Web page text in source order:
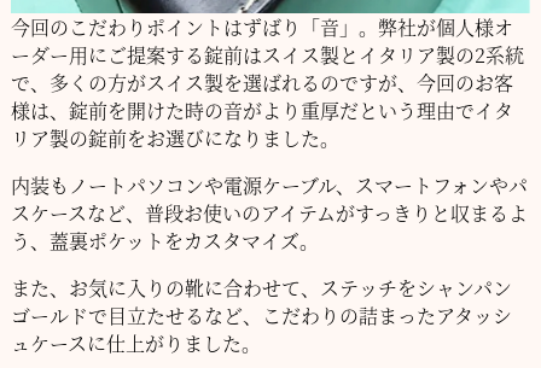
今回のこだわりポイントはずばり「音」。弊社が個人様オ
ーダー用にご提案する錠前はスイス製とイタリア製の2系統
で、多くの方がスイス製を選ばれるのですが、今回のお客
様は、錠前を開けた時の音がより重厚だという理由でイタ
リア製の錠前をお選びになりました。
内装もノートパソコンや電源ケーブル、スマートフォンやパ
スケースなど、普段お使いのアイテムがすっきりと収まるよ
う、蓋裏ポケットをカスタマイズ。
また、お気に入りの靴に合わせて、ステッチをシャンパン
ゴールドで目立たせるなど、
こだわりの詰まったアタッシ
ュケースに仕上がりました。